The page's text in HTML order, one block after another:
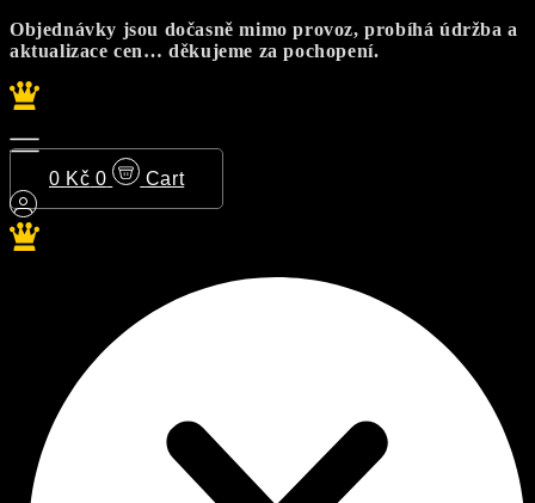
Přejít
k
Objednávky jsou dočasně mimo provoz, probíhá údržba a
aktualizace cen… děkujeme za pochopení.
0 Kč 0 Cart